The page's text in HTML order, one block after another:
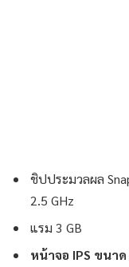
ชิปประมวลผล
2.5 GHz
แรม 3 GB
หน้าจอ IPS ขนา